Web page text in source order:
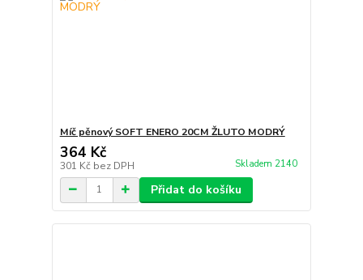
Míč pěnový SOFT ENERO 20CM ŽLUTO MODRÝ
364 Kč
301 Kč bez DPH Skladem 2140
Přidat do košíku